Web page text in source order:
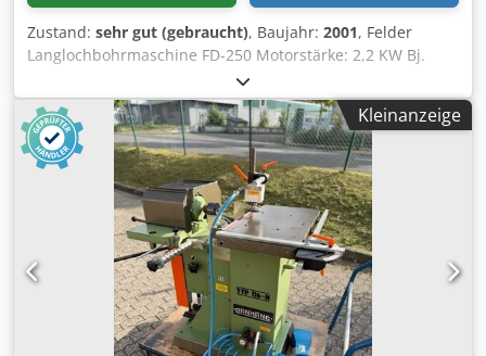
Zustand: sehr gut (gebraucht), Baujahr: 2001, Felder
Langlochbohrmaschine FD-250 Motorstärke: 2,2 KW Bj.
2001 Höhenverstellung über Handrad Dedpfx Asyvv
Ngefxokr Hebelbedienung 2 Manuelle Spanner Einige
Langlochfräser Standort: ab Lager 54634 Bitburg - sofort
verfügbar -
Kleinanzeige